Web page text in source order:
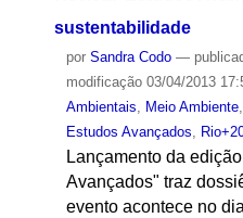
sustentabilidade
por Sandra Codo —
modificação03/04/2013
Ambientais, Meio Ambiente,
Estudos Avançados,
Lançamento da
Avançados" traz
evento acontece no